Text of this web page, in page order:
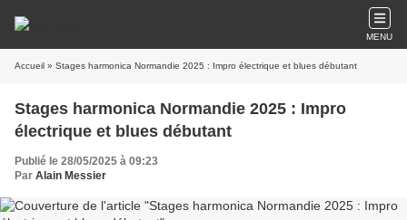
MENU
Accueil » Stages harmonica Normandie 2025 : Impro électrique et blues débutant
Stages harmonica Normandie 2025 : Impro
électrique et blues débutant
Publié le 28/05/2025 à 09:23
Par Alain Messier